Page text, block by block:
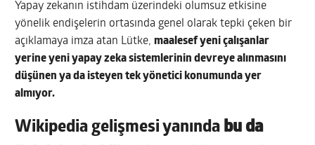
Yapay zekanın istihdam üzerindeki olumsuz etkisine
yönelik endişelerin ortasında genel olarak tepki çeken bir
açıklamaya imza atan Lütke,maalesef yeni çalışanlar
yerine yeni yapay zeka sistemlerinin devreye alınmasını
düşünen ya da isteyen tek yönetici konumunda yer
almıyor.
Wikipedia gelişmesi yanında bu da